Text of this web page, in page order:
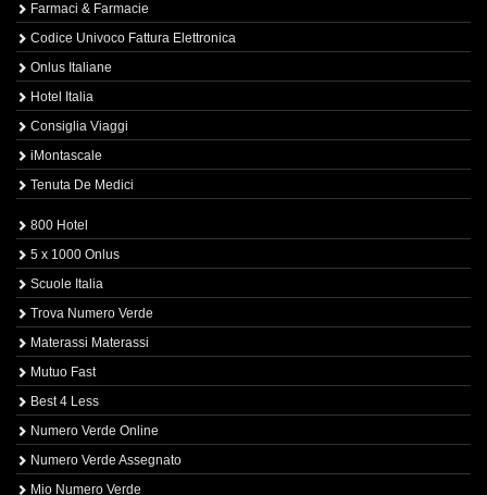
Farmaci & Farmacie
Codice Univoco Fattura Elettronica
Onlus Italiane
Hotel Italia
Consiglia Viaggi
iMontascale
Tenuta De Medici
800 Hotel
5 x 1000 Onlus
Scuole Italia
Trova Numero Verde
Materassi Materassi
Mutuo Fast
Best 4 Less
Numero Verde Online
Numero Verde Assegnato
Mio Numero Verde